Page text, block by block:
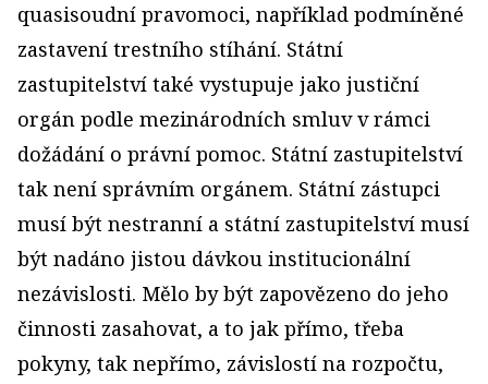
quasisoudní pravomoci, například podmíněné
zastavení trestního stíhání. Státní
zastupitelství také vystupuje jako justiční
orgán podle mezinárodních smluv v rámci
dožádání o právní pomoc. Státní zastupitelství
tak není správním orgánem. Státní zástupci
musí být nestranní a státní zastupitelství musí
být nadáno jistou dávkou institucionální
nezávislosti. Mělo by být zapovězeno do jeho
činnosti zasahovat, a to jak přímo, třeba
pokyny, tak nepřímo, závislostí na rozpočtu,